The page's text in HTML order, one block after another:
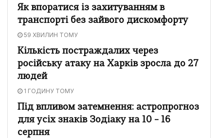
Як впоратися із захитуванням в
транспорті без зайвого дискомфорту
59 ХВИЛИН ТОМУ
Кількість постраждалих через
російську атаку на Харків зросла до 27
людей
1 ГОДИНУ ТОМУ
Під впливом затемнення: астропрогноз
для усіх знаків Зодіаку на 10 – 16
серпня